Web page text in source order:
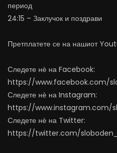
период
24:15 – Заклучок и поздрави
Претплатете се на нашиот
Следете нѐ на Facebook:
https://www.facebook.com/
Следете нѐ на Instagram:
https://www.instagram.com/
Следете нѐ на Twitter:
https://twitter.com/